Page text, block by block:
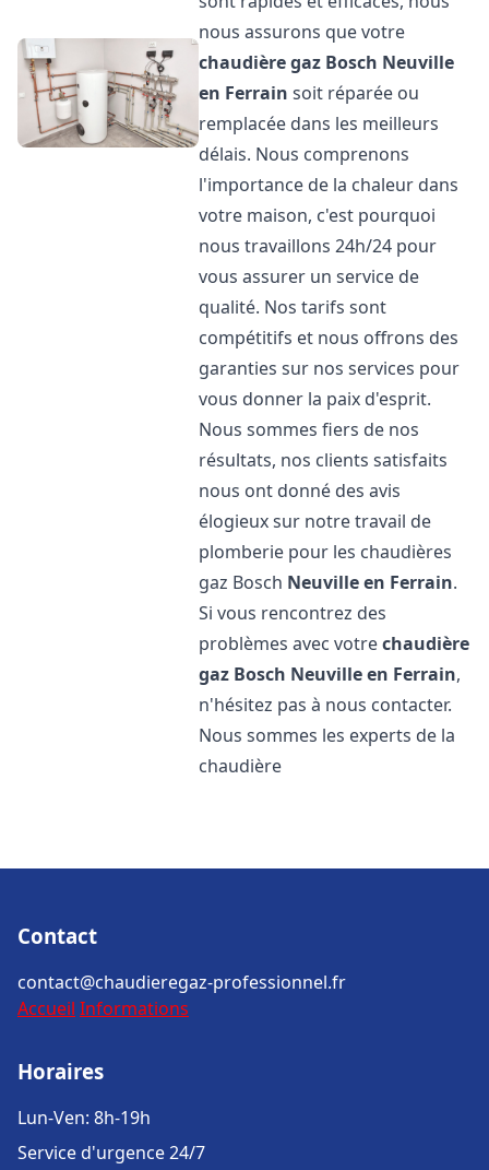
nous assurons que votre
chaudière gaz Bosch Neuville
en Ferrain soit réparée ou
remplacée dans les meilleurs
délais. Nous comprenons
l'importance de la chaleur dans
votre maison, c'est pourquoi
nous travaillons 24h/24 pour
vous assurer un service de
qualité. Nos tarifs sont
compétitifs et nous offrons des
garanties sur nos services pour
vous donner la paix d'esprit.
Nous sommes fiers de nos
résultats, nos clients satisfaits
nous ont donné des avis
élogieux sur notre travail de
plomberie pour les chaudières
gaz Bosch Neuville en Ferrain.
Si vous rencontrez des
problèmes avec votrechaudière
gaz Bosch Neuville en Ferrain,
n'hésitez pas à nous contacter.
Nous sommes les experts de la
chaudière
Contact
contact@chaudieregaz-professionnel.fr
Accueil Informations
Horaires
Lun-Ven: 8h-19h
Service d'urgence 24/7